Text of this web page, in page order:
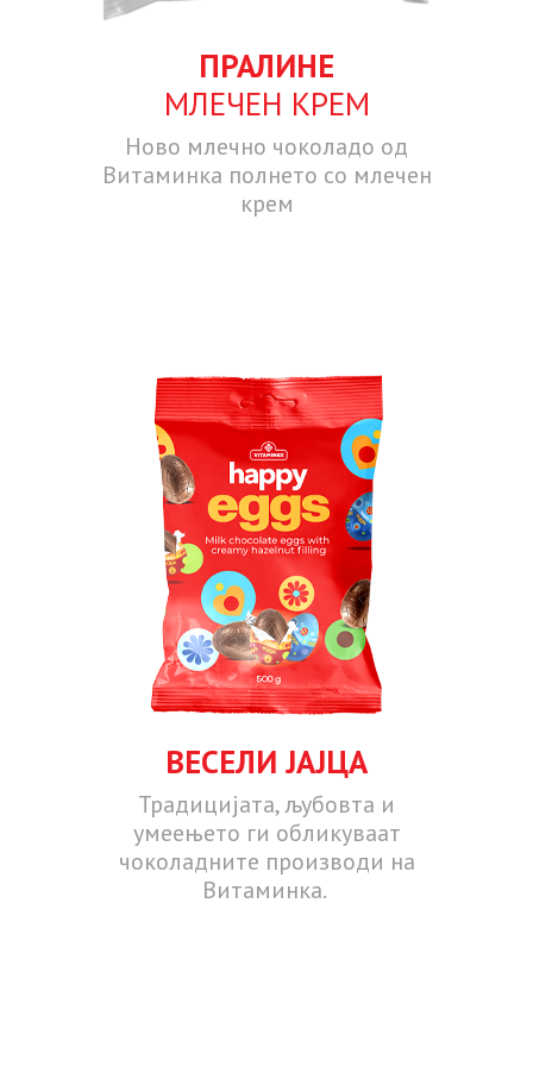
ПРАЛИНЕ
МЛЕЧЕН КРЕМ
Ново млечно чоколадо од
Витаминка полнето со млечен
крем
ВЕСЕЛИ ЈАЈЦА
Традицијата, љубовта и
умеењето ги обликуваат
чоколадните производи на
Витаминка.